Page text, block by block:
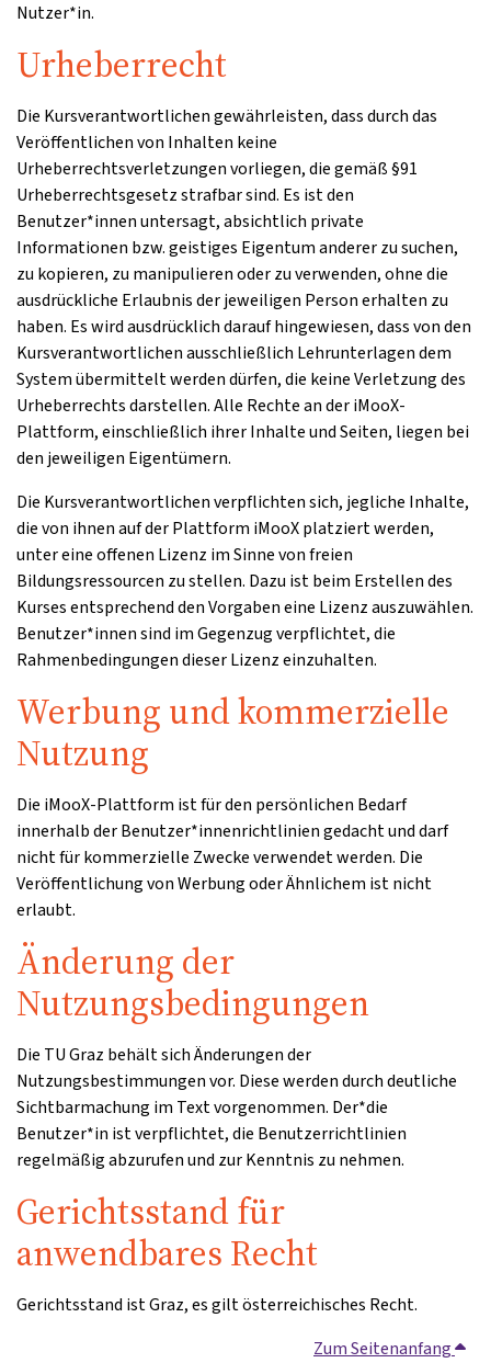
Nutzer*in.
Urheberrecht
Die Kursverantwortlichen gewährleisten, dass durch das
Veröffentlichen von Inhalten keine
Urheberrechtsverletzungen vorliegen, die gemäß §91
Urheberrechtsgesetz strafbar sind. Es ist den
Benutzer*innen untersagt, absichtlich private
Informationen bzw. geistiges Eigentum anderer zu suchen,
zu kopieren, zu manipulieren oder zu verwenden, ohne die
ausdrückliche Erlaubnis der jeweiligen Person erhalten zu
haben. Es wird ausdrücklich darauf hingewiesen, dass von den
Kursverantwortlichen ausschließlich Lehrunterlagen dem
System übermittelt werden dürfen, die keine Verletzung des
Urheberrechts darstellen. Alle Rechte an der iMooX-
Plattform, einschließlich ihrer Inhalte und Seiten, liegen bei
den jeweiligen Eigentümern.
Die Kursverantwortlichen verpflichten sich, jegliche Inhalte,
die von ihnen auf der Plattform iMooX platziert werden,
unter eine offenen Lizenz im Sinne von freien
Bildungsressourcen zu stellen. Dazu ist beim Erstellen des
Kurses entsprechend den Vorgaben eine Lizenz auszuwählen.
Benutzer*innen sind im Gegenzug verpflichtet, die
Rahmenbedingungen dieser Lizenz einzuhalten.
Werbung und kommerzielle
Nutzung
Die iMooX-Plattform ist für den persönlichen Bedarf
innerhalb der Benutzer*innenrichtlinien gedacht und darf
nicht für kommerzielle Zwecke verwendet werden. Die
Veröffentlichung von Werbung oder Ähnlichem ist nicht
erlaubt.
Änderung der
Nutzungsbedingungen
Die TU Graz behält sich Änderungen der
Nutzungsbestimmungen vor. Diese werden durch deutliche
Sichtbarmachung im Text vorgenommen. Der*die
Benutzer*in ist verpflichtet, die Benutzerrichtlinien
regelmäßig abzurufen und zur Kenntnis zu nehmen.
Gerichtsstand für
anwendbares Recht
Gerichtsstand ist Graz, es gilt österreichisches Recht.
Zum Seitenanfang